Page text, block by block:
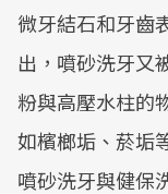
微牙結石和牙齒
出，噴砂洗牙又
粉與高壓水柱的
如檳榔垢、菸垢
噴砂洗牙與健保